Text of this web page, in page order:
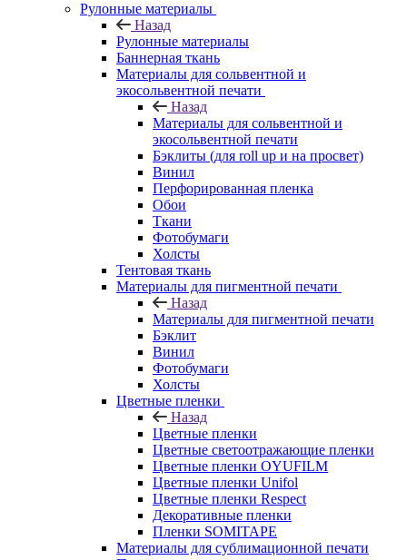
Рулонные материалы
Назад
Рулонные материалы
Баннерная ткань
Материалы для сольвентной и
экосольвентной печати
Назад
Материалы для сольвентной и
экосольвентной печати
Бэклиты (для roll up и на просвет)
Винил
Перфорированная пленка
Обои
Ткани
Фотобумаги
Холсты
Тентовая ткань
Материалы для пигментной печати
Назад
Материалы для пигментной печати
Бэклит
Винил
Фотобумаги
Холсты
Цветные пленки
Назад
Цветные пленки
Цветные светоотражающие пленки
Цветные пленки OYUFILM
Цветные пленки Unifol
Цветные пленки Respect
Декоративные пленки
Пленки SOMITAPE
Материалы для сублимационной печати